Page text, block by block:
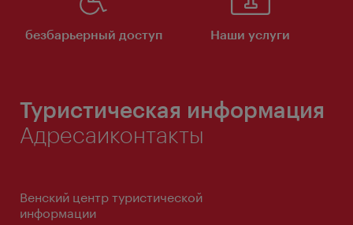
безбарьерный доступ Наши услуги
Туристическая информация
Адресаиконтакты
Венский центр туристической
информации